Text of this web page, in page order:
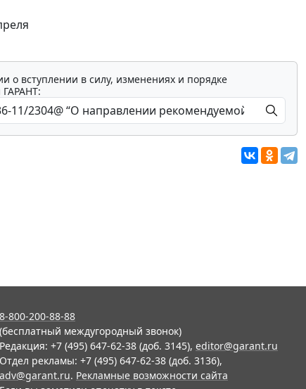
о вступлении в силу, изменениях и порядке
8-800-200-88-88
(бесплатный междугородный звонок)
Редакция: +7 (495) 647-62-38 (доб. 3145), editor@garant.ru
Отдел рекламы: +7 (495) 647-62-38 (доб. 3136),
adv@garant.ru. Рекламные возможности сайта